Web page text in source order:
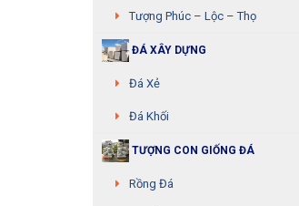
Tượng Phúc – Lộc – Thọ
ĐÁ XÂY DỰNG
Đá Xẻ
Đá Khối
TƯỢNG CON GIỐNG ĐÁ
Rồng Đá